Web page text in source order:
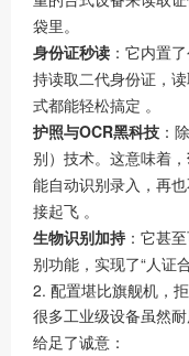
袋里。
身份证秒读 ：它内置
持读取二代身份证，
式都能轻松搞定 。
护照与OCR黑科技 ：
别）技术。这意味着，
能自动识别录入，再
接起飞 。
生物识别加持 ：它甚
别功能，实现了“人证
2. 配置堪比旗舰机，
很多工业级设备虽然
给足了诚意：